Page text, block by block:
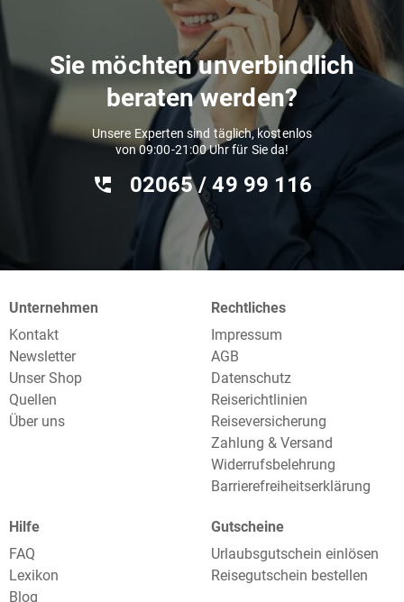
Sie möchten unverbindlich
beraten werden?
Unsere Experten sind täglich, kostenlos
von 09:00-21:00 Uhr für Sie da!
02065 / 49 ‌99 116
Unternehmen
Kontakt
Newsletter
Unser Shop
Quellen
Über uns
Rechtliches
Impressum
AGB
Datenschutz
Reiserichtlinien
Reiseversicherung
Zahlung & Versand
Widerrufsbelehrung
Barrierefreiheitserklärung
Hilfe
FAQ
Lexikon
Blog
Gutscheine
Urlaubsgutschein einlösen
Reisegutschein bestellen